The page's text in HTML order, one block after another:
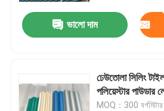
ভালো দাম
ঢেউতোলা সিলিং
পলিয়েস্টার পাউডার
MOQ：300 বর্গমিটার